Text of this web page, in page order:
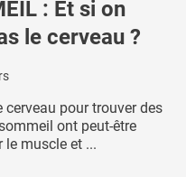
: Et si on
le cerveau ?
pour trouver des
ont peut-être
muscle et ...